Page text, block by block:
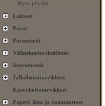
Kynsipöydät
Laitteet
Porat
Poranterät
Välinehuolto/desifionti
Instrumentit
Jalkahoitotarvikkeet
Kasvohoitotarvikkeet
Paperi, liina ja vanutuotteet